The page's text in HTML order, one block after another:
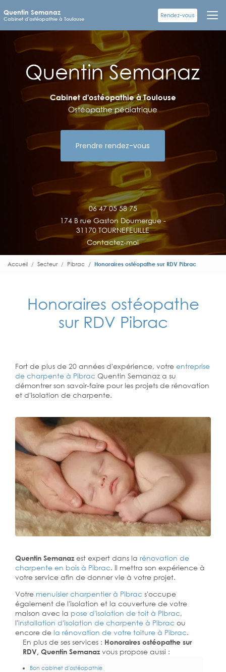
au
principal
Quentin Semanaz
Cabinet d'ostéopathie à Toulouse
Rendez-vous
Cabinet d'ostéopathie à Toulouse
Ostéopathe pédiatrique
Prendre rendez-vous
06 47 05 58 75
174 B rue Gaston Doumergue -
31170 TOURNEFEUILLE
Contactez-moi
Accueil Secteur Pibrac Honoraires ostéopathe sur RDV Pibrac
Honoraires ostéopathe
sur RDV Pibrac
Fort de plus de 20 années d'expérience, votre entreprise
de charpente à Pibrac Quentin Semanaz a su
démontrer son savoir-faire pour les projets de rénovation
et d'isolation de charpente.
Quentin Semanazest expert dans la rénovation de
charpente en bois à Pibrac. Il mettra son expérience à
votre service afin de donner vie à votre projet.
Votre menuisier charpentier à Pibrac s'occupe
également de l'isolation et la couverture de votre
maison avec la pose d'isolation de toit à Pibrac,
l'installation d'isolation de charpente à Pibrac ou
encore de la rénovation de votre toiture à Pibrac.
En plus de ses services : Honoraires ostéopathe sur
RDV, Quentin Semanazvous propose aussi :
Bon cabinet d'ostéopathie